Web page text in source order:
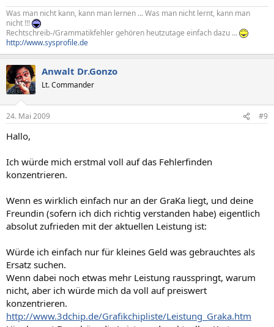
Was man nicht kann, kann man lernen ... Was man nicht lernt, kann man
nicht !!!
Rechtschreib-/Grammatikfehler gehören heutzutage einfach dazu ...
http://www.sysprofile.de
Anwalt Dr.Gonzo
Lt. Commander
24. Mai 2009 #9
Hallo,
Ich würde mich erstmal voll auf das Fehlerfinden
konzentrieren.
Wenn es wirklich einfach nur an der GraKa liegt, und deine
Freundin (sofern ich dich richtig verstanden habe) eigentlich
absolut zufrieden mit der aktuellen Leistung ist:
Würde ich einfach nur für kleines Geld was gebrauchtes als
Ersatz suchen.
Wenn dabei noch etwas mehr Leistung rausspringt, warum
nicht, aber ich würde mich da voll auf preiswert
konzentrieren.
http://www.3dchip.de/Grafikchipliste/Leistung_Graka.htm